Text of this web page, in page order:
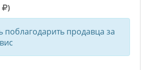
)
поблагодарить продавца за